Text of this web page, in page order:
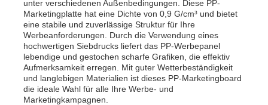
unter verschiedenen Außenbedingungen. Diese PP-
Marketingplatte hat eine Dichte von 0,9 G/cm³ und bietet
eine stabile und zuverlässige Struktur für Ihre
Werbeanforderungen. Durch die Verwendung eines
hochwertigen Siebdrucks liefert das PP-Werbepanel
lebendige und gestochen scharfe Grafiken, die effektiv
Aufmerksamkeit erregen. Mit guter Wetterbeständigkeit
und langlebigen Materialien ist dieses PP-Marketingboard
die ideale Wahl für alle Ihre Werbe- und
Marketingkampagnen.